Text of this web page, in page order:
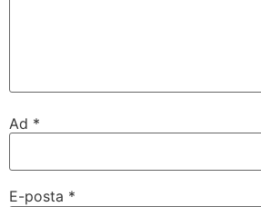
Ad *
E-posta *